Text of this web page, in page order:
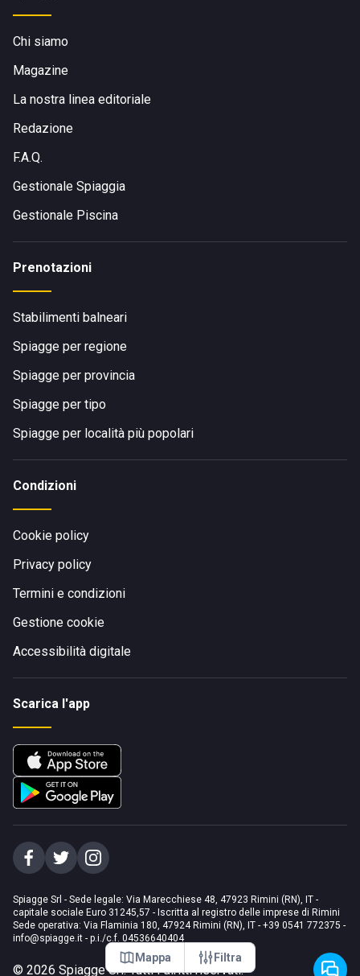
Mappa Filtra
Chi siamo
Magazine
La nostra linea editoriale
Redazione
F.A.Q.
Gestionale Spiaggia
Gestionale Piscina
Prenotazioni
Stabilimenti balneari
Spiagge per regione
Spiagge per provincia
Spiagge per tipo
Spiagge per località più popolari
Condizioni
Cookie policy
Privacy policy
Termini e condizioni
Gestione cookie
Accessibilità digitale
Scarica l'app
Spiagge Srl - Sede legale: Via Marecchiese 48, 47923 Rimini (RN), IT -
capitale sociale Euro 31245,57 - Iscritta al registro delle imprese di Rimini
Sede operativa: Via Flaminia 180, 47924 Rimini (RN), IT - +39 0541 772375 -
info@spiagge.it - p.i./c.f. 04536640404
© 2026 Spiagge Srl. Tutti i diritti riservati.